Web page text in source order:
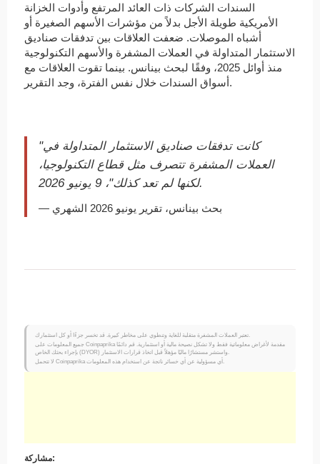
السندات الشركات ذات العائد المرتفع وأدوات الخزانة
الأمريكية طويلة الأجل بدلاً من مؤشرات الأسهم الصغيرة أو
أشباه الموصلات. ضعفت العلاقات بين تدفقات صناديق
الاستثمار المتداولة في العملات المشفرة والأسهم التكنولوجية
منذ أوائل 2025، وفقًا لبحث بينانس. بينما تقوت العلاقات مع
أسواق السندات خلال نفس الفترة، وجد التقرير.
"كانت تدفقات صناديق الاستثمار المتداولة في
العملات المشفرة تتصرف مثل قطاع التكنولوجيا،
لكنها لم تعد كذلك"، 9 يونيو 2026.
— بحث بينانس، تقرير يونيو 2026 الشهري
تعتبر العملات المشفرة متقلبة للغاية وتنطوي على مخاطر كبيرة. قد تخسر جزءًا أو كل استثمارك.
جميع المعلومات على Coinpaprika مقدمة لأغراض معلوماتية فقط ولا تشكل نصيحة مالية أو استثمارية. قم دائمًا
مشاركة: